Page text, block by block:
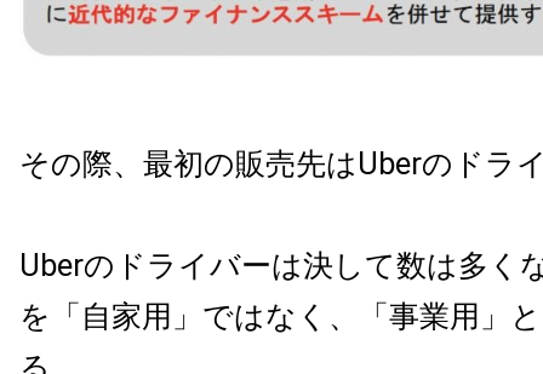
その際、最初の販売先はUberのドラ
Uberのドライバーは決して数は多く
を「自家用」ではなく、「事業用」